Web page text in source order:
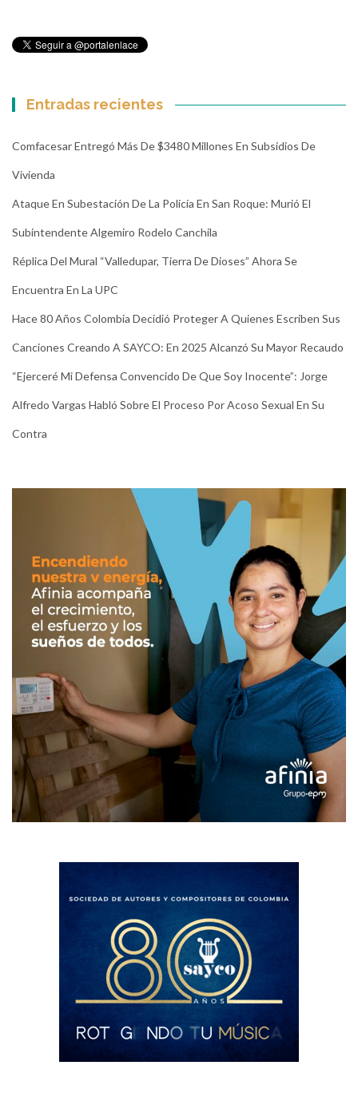
Entradas recientes
Comfacesar Entregó Más De $3480 Millones En Subsidios De
Vivienda
Ataque En Subestación De La Policía En San Roque: Murió El
Subintendente Algemiro Rodelo Canchila
Réplica Del Mural “Valledupar, Tierra De Dioses” Ahora Se
Encuentra En La UPC
Hace 80 Años Colombia Decidió Proteger A Quienes Escriben Sus
Canciones Creando A SAYCO: En 2025 Alcanzó Su Mayor Recaudo
“Ejerceré Mi Defensa Convencido De Que Soy Inocente”: Jorge
Alfredo Vargas Habló Sobre El Proceso Por Acoso Sexual En Su
Contra